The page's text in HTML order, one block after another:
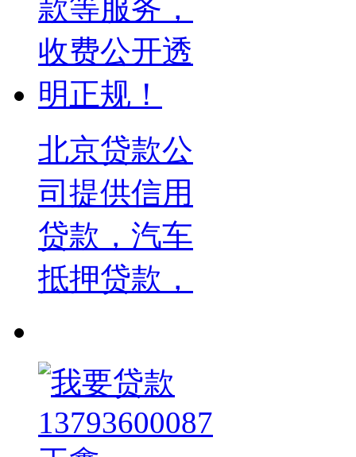
北京贷款公
司提供信用
贷款，汽车
抵押贷款，